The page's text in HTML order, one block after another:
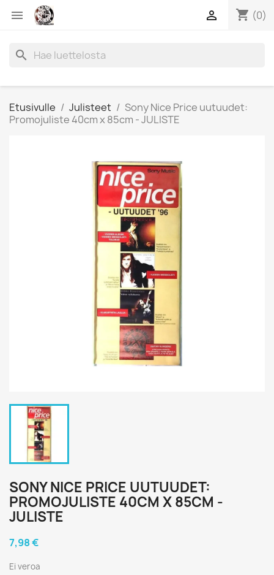
 shopping_cart (0)

search
Etusivulle Julisteet
Sony Nice Price uutuudet:
Promojuliste 40cm x 85cm - JULISTE
SONY NICE PRICE UUTUUDET:
PROMOJULISTE 40CM X 85CM -
JULISTE
7,98 €
Ei veroa